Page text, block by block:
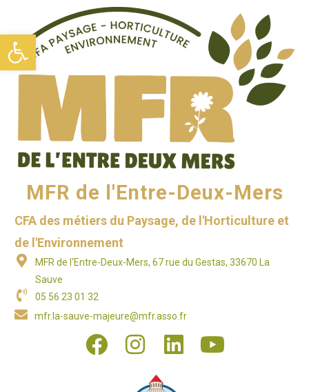
Ouvrir la barre d’outils
MFR de l'Entre-Deux-Mers
CFA des métiers du Paysage, de l'Horticulture et
de l'Environnement
MFR de l'Entre-Deux-Mers, 67 rue du Gestas, 33670 La
Sauve
05 56 23 01 32
mfr.la-sauve-majeure@mfr.asso.fr